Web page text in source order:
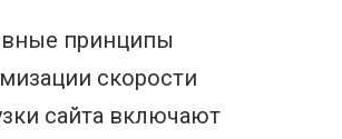
принципы
скорости
сайта включают